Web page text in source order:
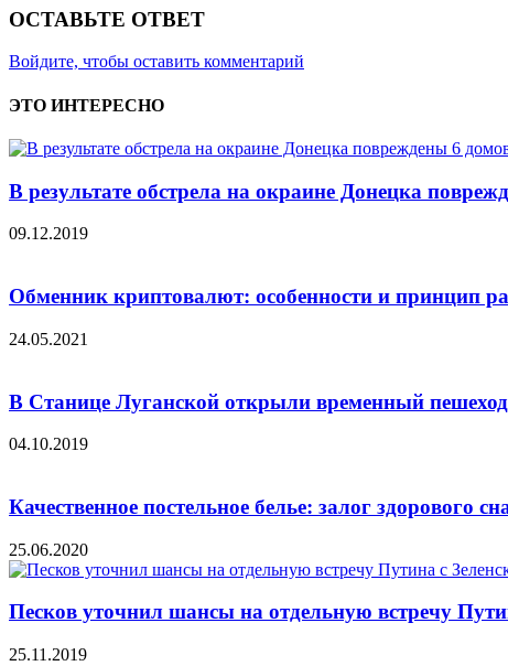
ОСТАВЬТЕ ОТВЕТ
Войдите, чтобы оставить комментарий
ЭТО ИНТЕРЕСНО
В результате обстрела на окраине Донецка
09.12.2019
Обменник криптовалют: особенности и принцип
24.05.2021
В Станице Луганской открыли временный
04.10.2019
Качественное постельное белье: залог здорового
25.06.2020
Песков уточнил шансы на отдельную встречу
25.11.2019